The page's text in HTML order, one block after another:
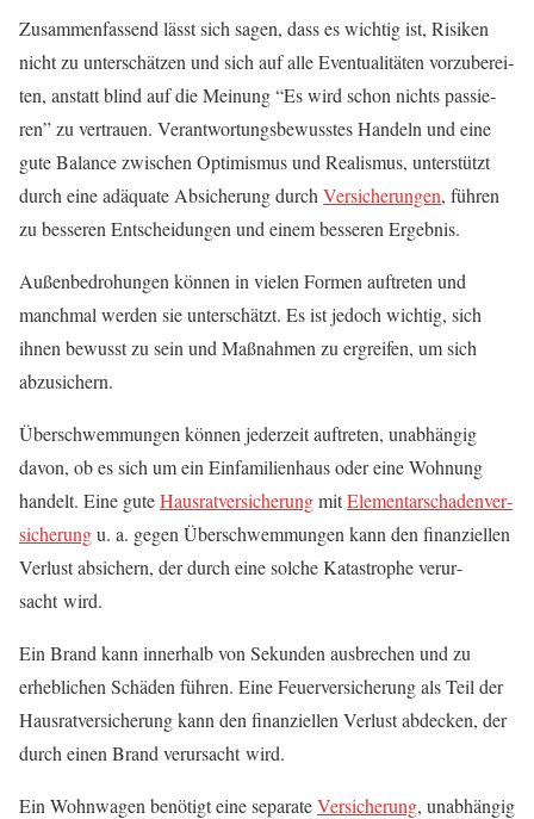
Zusam­men­fas­send lässt sich sagen, dass es wich­tig ist, Risi­ken
nicht zu unter­schät­zen und sich auf alle Even­tua­li­tä­ten vor­zu­be­rei­
ten, anstatt blind auf die Mei­nung “Es wird schon nichts pas­sie­
ren” zu ver­trau­en. Ver­ant­wor­tungs­be­wuss­tes Han­deln und eine
gute Balan­ce zwi­schen Opti­mis­mus und Rea­lis­mus, unter­stützt
durch eine adäqua­te Absi­che­rung durch Ver­si­che­run­gen, füh­ren
zu bes­se­ren Ent­schei­dun­gen und einem bes­se­ren Ergebnis.
Außen­be­dro­hun­gen kön­nen in vie­len For­men auf­tre­ten und
manch­mal wer­den sie unter­schätzt. Es ist jedoch wich­tig, sich
ihnen bewusst zu sein und Maß­nah­men zu ergrei­fen, um sich
abzusichern.
Über­schwem­mun­gen kön­nen jeder­zeit auf­tre­ten, unab­hän­gig
davon, ob es sich um ein Ein­fa­mi­li­en­haus oder eine Woh­nung
han­delt. Eine guteHaus­rat­ver­si­che­rungmitEle­men­tar­scha­den­ver­
si­che­rungu. a. gegen Über­schwem­mun­gen kann den finan­zi­el­len
Ver­lust absi­chern, der durch eine sol­che Kata­stro­phe ver­ur­
sacht wird.
Ein Brand kann inner­halb von Sekun­den aus­bre­chen und zu
erheb­li­chen Schä­den füh­ren. Eine Feu­er­ver­si­che­rung als Teil der
Haus­rat­ver­si­che­rung kann den finan­zi­el­len Ver­lust abde­cken, der
durch einen Brand ver­ur­sacht wird.
Ein Wohn­wa­gen benö­tigt eine sepa­ra­teVer­si­che­rung, unab­hän­gig